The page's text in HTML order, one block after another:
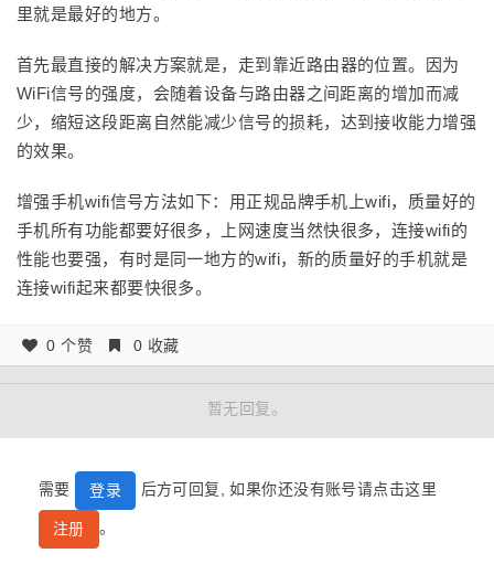
里就是最好的地方。
首先最直接的解决方案就是，走到靠近路由器的位置。因为
WiFi信号的强度，会随着设备与路由器之间距离的增加而减
少，缩短这段距离自然能减少信号的损耗，达到接收能力增强
的效果。
增强手机wifi信号方法如下：用正规品牌手机上wifi，质量好的
手机所有功能都要好很多，上网速度当然快很多，连接wifi的
性能也要强，有时是同一地方的wifi，新的质量好的手机就是
连接wifi起来都要快很多。
0 个赞 0 收藏
暂无回复。
需要 登录 后方可回复, 如果你还没有账号请点击这里
注册 。